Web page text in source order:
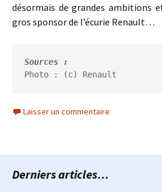
désormais de grandes ambitions
gros sponsor de l’écurie Renault…
Sources :
Photo : (c) Renault
Laisser un commentaire
Derniers articles…